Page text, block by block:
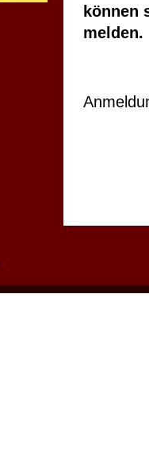
können
melden.